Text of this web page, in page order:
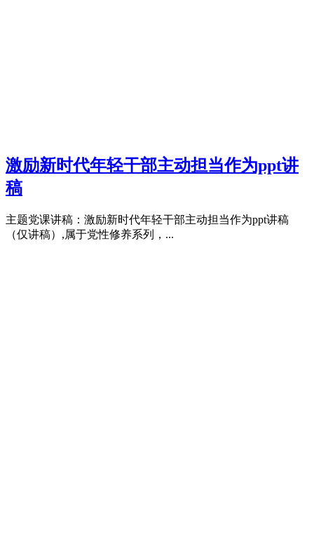
激励新时代年轻干部主动担当作为ppt讲
稿
主题党课讲稿：激励新时代年轻干部主动担当作为ppt讲稿
（仅讲稿）,属于党性修养系列，...